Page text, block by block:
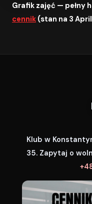
Grafik zajęć — pełny
cennik (stan na 3
Klub w
35. Zapytaj o